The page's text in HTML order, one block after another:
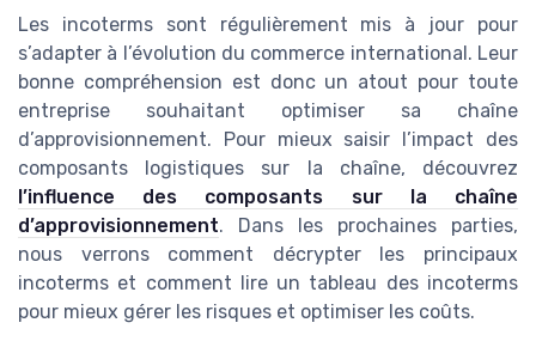
Les incoterms sont régulièrement mis à jour pour
s’adapter à l’évolution du commerce international. Leur
bonne compréhension est donc un atout pour toute
entreprise souhaitant optimiser sa chaîne
d’approvisionnement. Pour mieux saisir l’impact des
composants logistiques sur la chaîne, découvrez
l’influence des composants sur la chaîne
d’approvisionnement. Dans les prochaines parties,
nous verrons comment décrypter les principaux
incoterms et comment lire un tableau des incoterms
pour mieux gérer les risques et optimiser les coûts.